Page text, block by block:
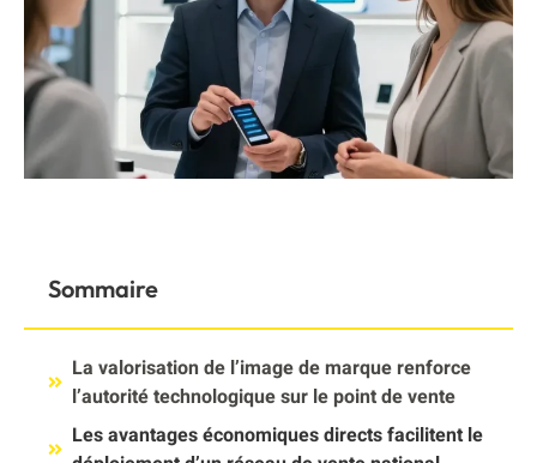
Sommaire
La valorisation de l’image de marque renforce
l’autorité technologique sur le point de vente
Les avantages économiques directs facilitent le